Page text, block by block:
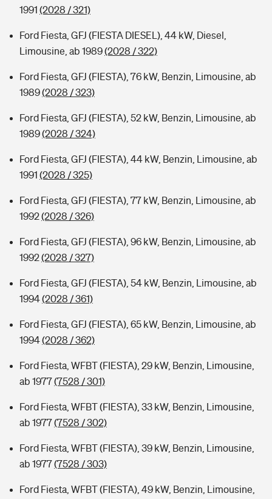
1991 (2028 / 321)
Ford Fiesta, GFJ (FIESTA DIESEL), 44 kW, Diesel,
Limousine, ab 1989(2028 / 322)
Ford Fiesta, GFJ (FIESTA), 76 kW, Benzin, Limousine, ab
1989(2028 / 323)
Ford Fiesta, GFJ (FIESTA), 52 kW, Benzin, Limousine, ab
1989(2028 / 324)
Ford Fiesta, GFJ (FIESTA), 44 kW, Benzin, Limousine, ab
1991 (2028 / 325)
Ford Fiesta, GFJ (FIESTA), 77 kW, Benzin, Limousine, ab
1992(2028 / 326)
Ford Fiesta, GFJ (FIESTA), 96 kW, Benzin, Limousine, ab
1992(2028 / 327)
Ford Fiesta, GFJ (FIESTA), 54 kW, Benzin, Limousine, ab
1994(2028 / 361)
Ford Fiesta, GFJ (FIESTA), 65 kW, Benzin, Limousine, ab
1994(2028 / 362)
Ford Fiesta, WFBT (FIESTA), 29 kW, Benzin, Limousine,
ab 1977(7528 / 301)
Ford Fiesta, WFBT (FIESTA), 33 kW, Benzin, Limousine,
ab 1977(7528 / 302)
Ford Fiesta, WFBT (FIESTA), 39 kW, Benzin, Limousine,
ab 1977(7528 / 303)
Ford Fiesta, WFBT (FIESTA), 49 kW, Benzin, Limousine,